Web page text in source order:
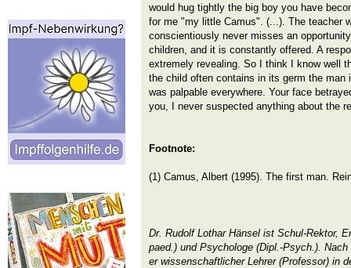
would hug tightly the big boy you have
for me "my little Camus". (...). The teacher
conscientiously never misses an
children, and it is constantly offered. A
extremely revealing. So I think I know well
the child often contains in its germ the man
was palpable everywhere. Your face
you, I never suspected anything about the
Footnote:
(1) Camus, Albert (1995). The first man.
Dr. Rudolf Lothar Hänsel ist Schul-Rektor,
paed.) und Psychologe (Dipl.-Psych.).
er wissenschaftlicher Lehrer (Professor) in